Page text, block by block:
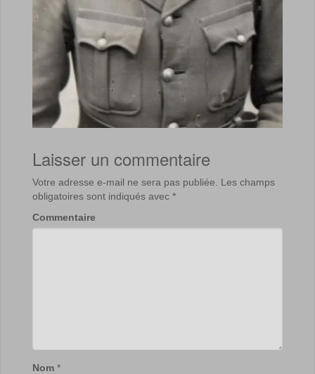
Laisser un commentaire
Votre adresse e-mail ne sera pas publiée.
Les champs
obligatoires sont indiqués avec *
Commentaire
Nom *